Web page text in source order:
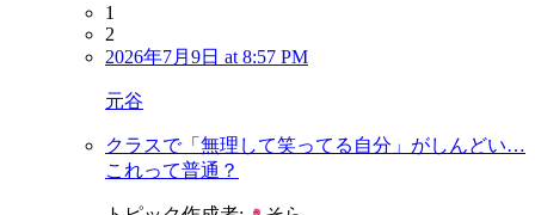
1
2
2026年7月9日 at 8:57 PM
元谷
クラスで「無理して笑ってる自分」がしんどい…
これって普通？